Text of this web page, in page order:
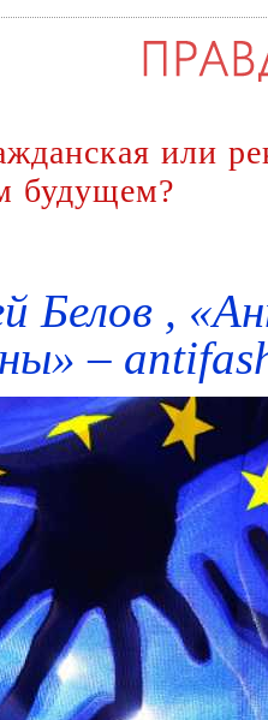
или
будущем?
Белов ,
–